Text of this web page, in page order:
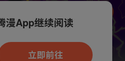
阅读，可打开App新用
7天免费看
漫App继续阅读
立即前往